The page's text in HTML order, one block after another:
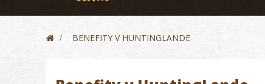
> BENEFITY V HUNTINGLANDE